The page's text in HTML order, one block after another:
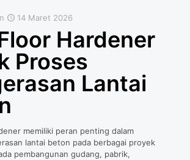
14 Maret 2026
Hardener
Proses
Lantai
memiliki peran penting dalam
lantai beton pada berbagai proyek
pembangunan gudang, pabrik,